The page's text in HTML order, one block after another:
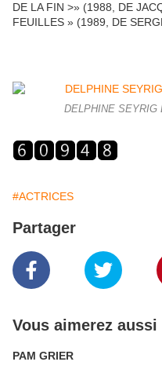
DE LA FIN >» (1988, DE
FEUILLES » (1989, DE
DELPHINE SEYRIG
#ACTRICES
Partager
Vous aimerez aussi
PAM GRIER